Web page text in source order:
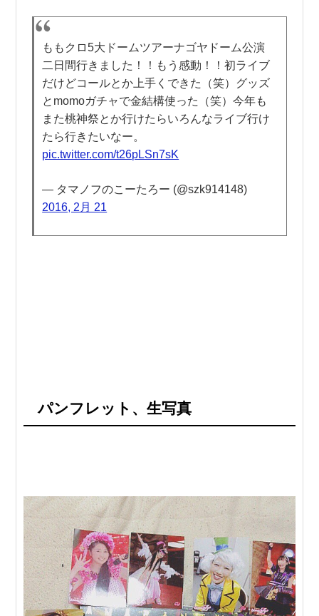
ももクロ5大ドームツアーナゴヤドーム公演
二日間行きました！！もう感動！！初ライブ
だけどコールとか上手くできた（笑）グッズ
とmomoガチャで金結構使った（笑）今年も
また桃神祭とか行けたらいろんなライブ行け
たら行きたいなー。
pic.twitter.com/t26pLSn7sK
— タマノフのこーたろー (@szk914148)
2016, 2月 21
パンフレット、生写真